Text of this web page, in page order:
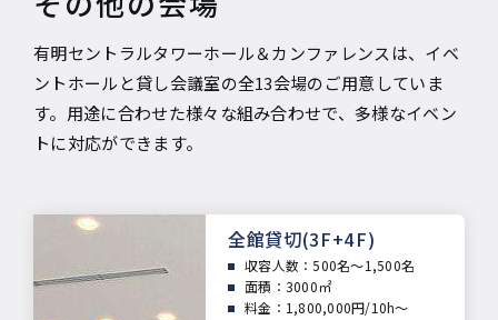
有明セントラルタワーホール＆カンファレンスは、イベ
ントホールと貸し会議室の全13会場のご用意していま
す。用途に合わせた様々な組み合わせで、多様なイベン
トに対応ができます。
全館貸切(3F+4F)
収容人数：500名～1,500名
面積： 3000㎡
料金：1,800,000円/10h～